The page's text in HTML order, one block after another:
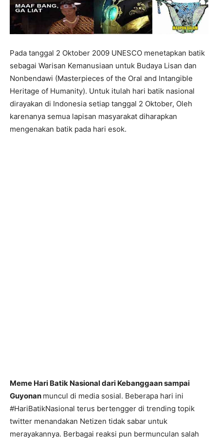
Pada tanggal 2 Oktober 2009 UNESCO menetapkan batik
sebagai Warisan Kemanusiaan untuk Budaya Lisan dan
Nonbendawi (Masterpieces of the Oral and Intangible
Heritage of Humanity). Untuk itulah hari batik nasional
dirayakan di Indonesia setiap tanggal 2 Oktober, Oleh
karenanya semua lapisan masyarakat diharapkan
mengenakan batik pada hari esok.
Meme Hari Batik Nasional dari Kebanggaan sampai
Guyonan muncul di media sosial. Beberapa hari ini
#HariBatikNasional terus bertengger di trending topik
twitter menandakan Netizen tidak sabar untuk
merayakannya. Berbagai reaksi pun bermunculan salah